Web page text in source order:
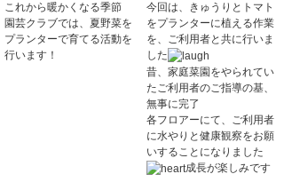
これから暖かくなる季節
園芸クラブでは、夏野菜を
プランターで育てる活動を
行います！
今回は、きゅうりとトマト
をプランターに植える作業
を、ご利用者と共に行いま
した
昔、家庭菜園をやられてい
たご利用者のご指導の基、
無事に完了
各フロアーにて、ご利用者
に水やりと健康観察をお願
いすることになりました
成長が楽しみです